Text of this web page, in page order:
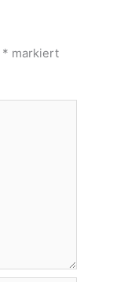
* markiert